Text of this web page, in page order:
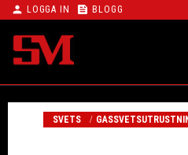
Meny
person LOGGA IN feed BLOGG
SVETS